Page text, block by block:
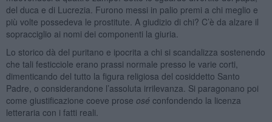
del duca e di Lucrezia. Furono messi in palio premi a chi meglio e
più volte possedeva le prostitute. A giudizio di chi? C’è da alzare il
sopracciglio ai nomi dei componenti la giuria.
Lo storico dà del puritano e ipocrita a chi si scandalizza sostenendo
che tali festicciole erano prassi normale presso le varie corti,
dimenticando del tutto la figura religiosa del cosiddetto Santo
Padre, o considerandone l’assoluta irrilevanza. Si paragonano poi
come giustificazione coeve prose osé confondendo la licenza
letteraria con i fatti reali.